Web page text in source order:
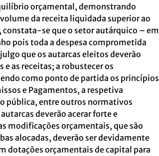
orçamental, demonstrando
da receita liquidada superior ao
constata-se que o setor autárquico – em
pois toda a despesa comprometida
que os autarcas eleitos deverão
e as receitas; a robustecer os
como ponto de partida os princípios
e Pagamentos, a respetiva
pública, entre outros normativos
deverão acerar forte e
modificações orçamentais, que são
alocadas, deverão ser devidamente
dotações orçamentais de capital para